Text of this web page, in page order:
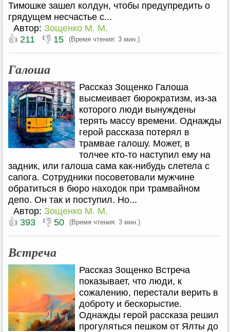
Тимошке зашел колдун, чтобы предупредить о
грядущем несчастье с...
Автор: Зощенко М. М.
👍 211 👎 15 (Время чтения: 3 мин.)
Галоша
Рассказ Зощенко Галоша
высмеивает бюрократизм, из-за
которого люди вынуждены
терять массу времени. Однажды
герой рассказа потерял в
трамвае галошу. Может, в
толчее кто-то наступил ему на
задник, или галоша сама как-нибудь слетела с
сапога. Сотрудники посоветовали мужчине
обратиться в бюро находок при трамвайном
депо. Он так и поступил. Но...
Автор: Зощенко М. М.
👍 393 👎 50 (Время чтения: 3 мин.)
Встреча
Рассказ Зощенко Встреча
показывает, что люди, к
сожалению, перестали верить в
доброту и бескорыстие.
Однажды герой рассказа решил
прогуляться пешком от Ялты до